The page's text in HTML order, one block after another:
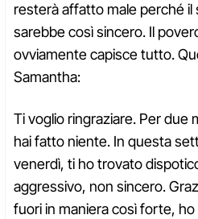
resterà affatto male perché
sarebbe così sincero. Il
ovviamente capisce tutto.
Samantha:
Ti voglio ringraziare. Per due
hai fatto niente. In questa
venerdì, ti ho trovato
aggressivo, non sincero.
fuori in maniera così forte,